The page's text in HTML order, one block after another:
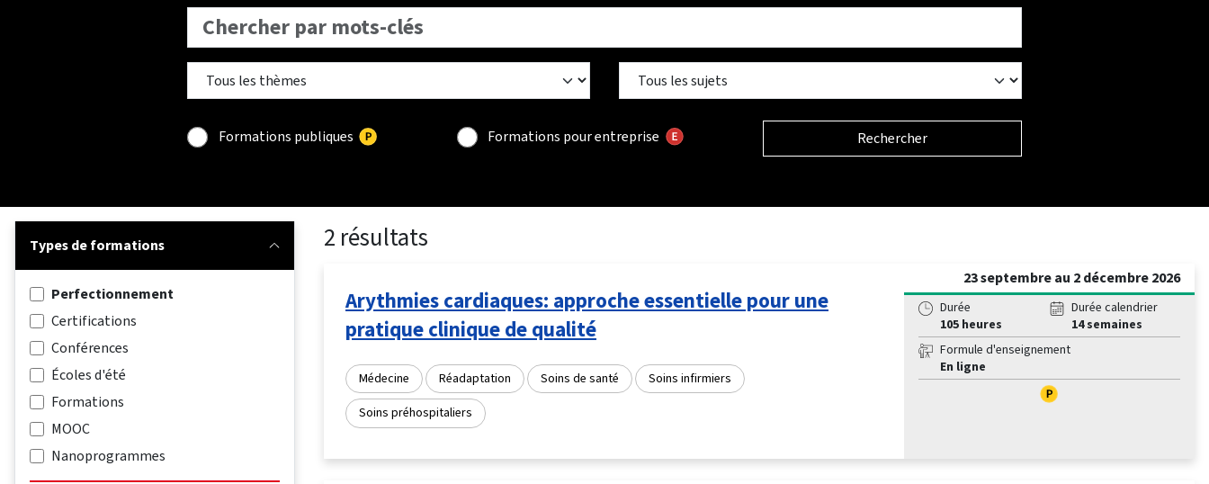
Formations publiques Formations pour entreprise Rechercher
Types de formations
Perfectionnement
Certifications
Conférences
Écoles d'été
Formations
MOOC
Nanoprogrammes
2 résultats
Arythmies cardiaques: approche essentielle pour une
pratique clinique de qualité
Médecine Réadaptation Soins de santé Soins infirmiers
Soins préhospitaliers
23 septembre au 2 décembre 2026
Durée
105 heures
Durée calendrier
14 semaines
Formule d'enseignement
En ligne